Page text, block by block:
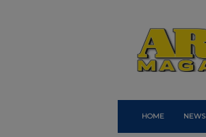
Armi
Magazine
HOME NEWS